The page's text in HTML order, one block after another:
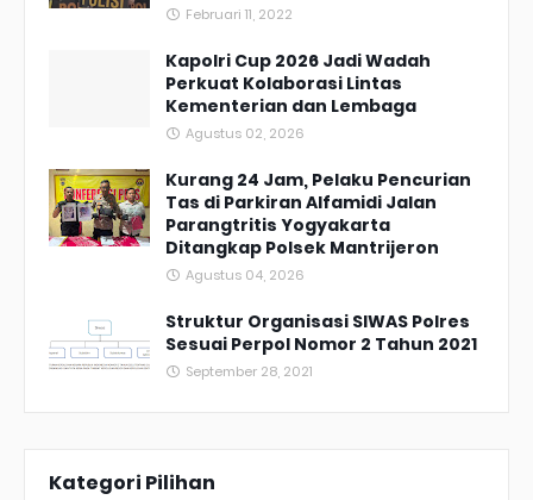
Februari 11, 2022
Kapolri Cup 2026 Jadi Wadah
Perkuat Kolaborasi Lintas
Kementerian dan Lembaga
Agustus 02, 2026
Kurang 24 Jam, Pelaku Pencurian
Tas di Parkiran Alfamidi Jalan
Parangtritis Yogyakarta
Ditangkap Polsek Mantrijeron
Agustus 04, 2026
Struktur Organisasi SIWAS Polres
Sesuai Perpol Nomor 2 Tahun 2021
September 28, 2021
Kategori Pilihan